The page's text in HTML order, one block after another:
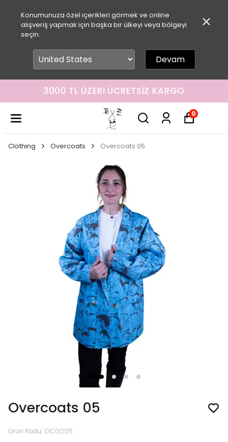
Konumunuza özel içerikleri görmek ve online
alışveriş yapmak için başka bir ülkeyi veya bölgeyi
seçin.
Devam
3000 TL ÜZERI ÜCRETSIZ KARGO
0
Clothing Overcoats Overcoats 05
Overcoats 05
Ürün Kodu: OC0005